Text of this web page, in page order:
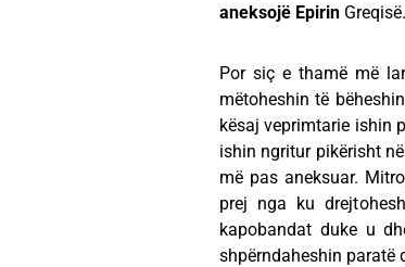
aneksojë Epirin
Por siç e thamë më
mëtoheshin të
kësaj veprimtarie ishin
ishin ngritur pikërisht
më pas aneksuar.
prej nga ku
kapobandat duke u
shpërndaheshin paratë